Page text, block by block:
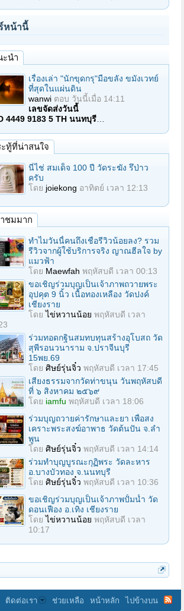
หน้านี้
ะนำ
เรื่องเล่า "นักขุดกรุ"มือขลัง ขมังเวทย์
ที่สุดในแผ่นดิน
wanwi ตอบ วันนี้เมื่อ 14:11
เลขจัดส่งวันนี้
4449 9183 5 TH นนทบุรี
ะทู้ที่น่าสนใจ
นี่ไช่ สมเด็จ 100 ปี วัดระฆัง รึป่าว
ครับ
โดย joiekong อาทิตย์ เวลา 12:13
าชมมาก
ทำไมวันนี้คนถึงเชื่อรีวิวน้อยลง? รวม
รีวิวจากผู้ใช้บริการจริง ญาณฮีลใจ by
แมวฟ้า
โดย Maewfah พฤหัสบดี เวลา 00:13
ขอเชิญร่วมบุญเป็นเจ้าภาพถวายพระ
อุปคุต 9 นิ้ว เนื้อทองเหลือง วัดปงค์
เชียงราย
โดยไข่หวานน้อย พฤหัสบดี เวลา
ร่วมทอดกฐินสมทบทุนสร้างอุโบสถ วัด
สุพีรอนวนาราม จ.ปราจีนบุรี
15พย.69
โดย ศิษย์รุ่นจิ๋ว พฤหัสบดี เวลา 17:45
เสียงธรรมจากวัดท่าขนุน วันพฤหัสบดี
ที่ ๖ สิงหาคม ๒๕๖๙
โดย iamfu พฤหัสบดี เวลา 18:06
ร่วมบุญถวายค่ารักษาและยา เพื่อสง
เคราะพระสงฆ์อาพาธ วัดต้นปัน จ.ลํา
พูน
โดย ศิษย์รุ่นจิ๋ว พฤหัสบดี เวลา 14:14
ร่วมทําบุญบูรณะกุฏิพระ วัดละหาร
อ.บางบัวทอง จ.นนทบุรี
โดย ศิษย์รุ่นจิ๋ว พฤหัสบดี เวลา 10:36
ขอเชิญร่วมบุญเป็นเจ้าภาพปั้มน้ำ วัด
ดอนเฟือง อ.เทิง เชียงราย
โดยไข่หวานน้อย พฤหัสบดี เวลา
10:17
ติดต่อเรา ช่วยเหลือ หน้าหลัก ไปข้างบน